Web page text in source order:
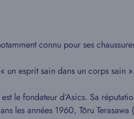
connu pour ses
un esprit sain dans un corps sain
le fondateur d’Asics. Sa
les années 1960, Tōru